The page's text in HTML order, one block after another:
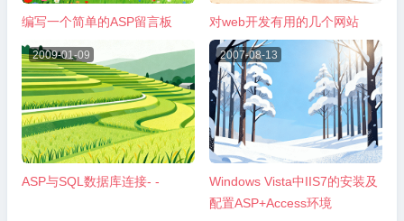
编写一个简单的ASP留言板 对web开发有用的几个网站
2009-01-09
ASP与SQL数据库连接- -
2007-08-13
Windows Vista中IIS7的安装及
配置ASP+Access环境